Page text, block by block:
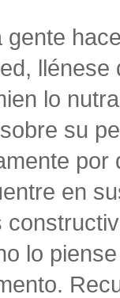
gente
llénese
lo
su
en
lo